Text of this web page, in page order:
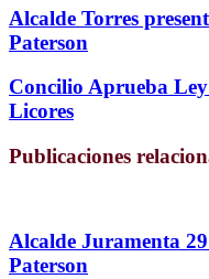
Alcalde Torres
Paterson
Concilio Aprueba
Licores
Publicaciones
Alcalde Juramenta
Paterson